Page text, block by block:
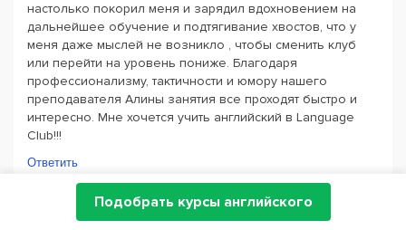
настолько покорил меня и зарядил вдохновением на
дальнейшее обучение и подтягивание хвостов, что у
меня даже мыслей не возникло , чтобы сменить клуб
или перейти на уровень пониже. Благодаря
профессионализму, тактичности и юмору нашего
преподавателя Алины занятия все проходят быстро и
интересно. Мне хочется учить английский в Language
Club!!!
Ответить
Ольга Богданова
Подобрать курсы английского